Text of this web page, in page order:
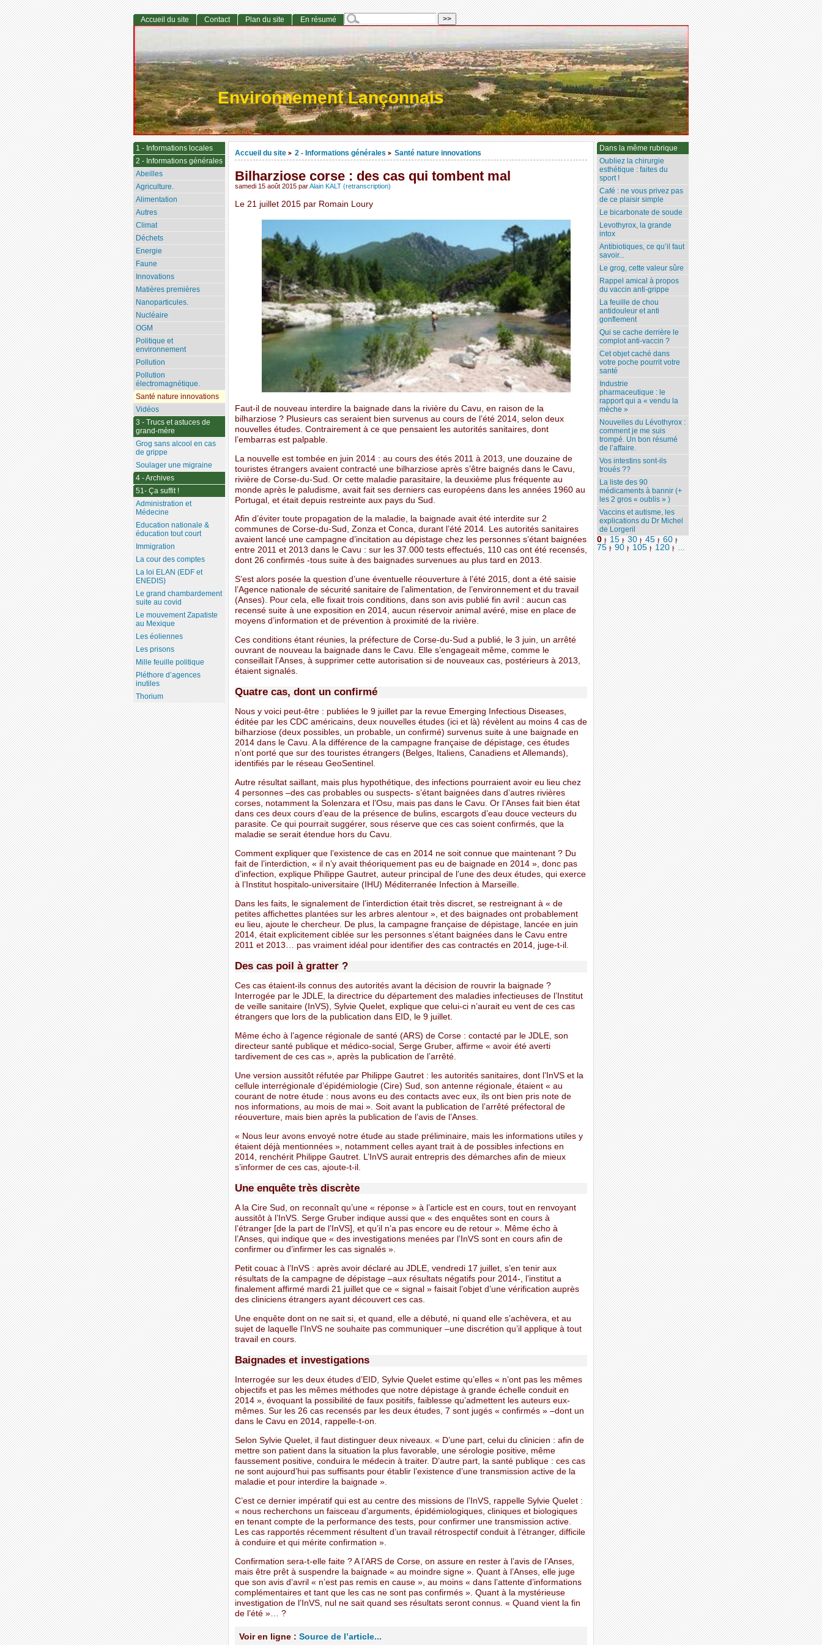
Environnement Lançonnais
Accueil du site > 2 - Informations générales > Santé nature innovations
Bilharziose corse : des cas qui tombent mal
samedi 15 août 2015 parAlain KALT (retranscription)
Le 21 juillet 2015 par Romain Loury
Faut-il de nouveau interdire la baignade dans la rivière du Cavu, en raison de la
bilharziose ? Plusieurs cas seraient bien survenus au cours de l’été 2014, selon deux
nouvelles études. Contrairement à ce que pensaient les autorités sanitaires, dont
l’embarras est palpable.
La nouvelle est tombée en juin 2014 : au cours des étés 2011 à 2013, une douzaine de
touristes étrangers avaient contracté une bilharziose après s’être baignés dans le Cavu,
rivière de Corse-du-Sud. Or cette maladie parasitaire, la deuxième plus fréquente au
monde après le paludisme, avait fait ses derniers cas européens dans les années 1960 au
Portugal, et était depuis restreinte aux pays du Sud.
Afin d’éviter toute propagation de la maladie, la baignade avait été interdite sur 2
communes de Corse-du-Sud, Zonza et Conca, durant l’été 2014. Les autorités sanitaires
avaient lancé une campagne d’incitation au dépistage chez les personnes s’étant baignées
entre 2011 et 2013 dans le Cavu : sur les 37.000 tests effectués, 110 cas ont été recensés,
dont 26 confirmés -tous suite à des baignades survenues au plus tard en 2013.
S’est alors posée la question d’une éventuelle réouverture à l’été 2015, dont a été saisie
l’Agence nationale de sécurité sanitaire de l’alimentation, de l’environnement et du travail
(Anses). Pour cela, elle fixait trois conditions, dans son avis publié fin avril : aucun cas
recensé suite à une exposition en 2014, aucun réservoir animal avéré, mise en place de
moyens d’information et de prévention à proximité de la rivière.
Ces conditions étant réunies, la préfecture de Corse-du-Sud a publié, le 3 juin, un arrêté
ouvrant de nouveau la baignade dans le Cavu. Elle s’engageait même, comme le
conseillait l’Anses, à supprimer cette autorisation si de nouveaux cas, postérieurs à 2013,
étaient signalés.
Quatre cas, dont un confirmé
Nous y voici peut-être : publiées le 9 juillet par la revue Emerging Infectious Diseases,
éditée par les CDC américains, deux nouvelles études (ici et là) révèlent au moins 4 cas de
bilharziose (deux possibles, un probable, un confirmé) survenus suite à une baignade en
2014 dans le Cavu. A la différence de la campagne française de dépistage, ces études
n’ont porté que sur des touristes étrangers (Belges, Italiens, Canadiens et Allemands),
identifiés par le réseau GeoSentinel.
Autre résultat saillant, mais plus hypothétique, des infections pourraient avoir eu lieu chez
4 personnes –des cas probables ou suspects- s’étant baignées dans d’autres rivières
corses, notamment la Solenzara et l’Osu, mais pas dans le Cavu. Or l’Anses fait bien état
dans ces deux cours d’eau de la présence de bulins, escargots d’eau douce vecteurs du
parasite. Ce qui pourrait suggérer, sous réserve que ces cas soient confirmés, que la
maladie se serait étendue hors du Cavu.
Comment expliquer que l’existence de cas en 2014 ne soit connue que maintenant ? Du
fait de l’interdiction, « il n’y avait théoriquement pas eu de baignade en 2014 », donc pas
d’infection, explique Philippe Gautret, auteur principal de l’une des deux études, qui exerce
à l’Institut hospitalo-universitaire (IHU) Méditerranée Infection à Marseille.
Dans les faits, le signalement de l’interdiction était très discret, se restreignant à « de
petites affichettes plantées sur les arbres alentour », et des baignades ont probablement
eu lieu, ajoute le chercheur. De plus, la campagne française de dépistage, lancée en juin
2014, était explicitement ciblée sur les personnes s’étant baignées dans le Cavu entre
2011 et 2013… pas vraiment idéal pour identifier des cas contractés en 2014, juge-t-il.
Des cas poil à gratter ?
Ces cas étaient-ils connus des autorités avant la décision de rouvrir la baignade ?
Interrogée par le JDLE, la directrice du département des maladies infectieuses de l’Institut
de veille sanitaire (InVS), Sylvie Quelet, explique que celui-ci n’aurait eu vent de ces cas
étrangers que lors de la publication dans EID, le 9 juillet.
Même écho à l’agence régionale de santé (ARS) de Corse : contacté par le JDLE, son
directeur santé publique et médico-social, Serge Gruber, affirme « avoir été averti
tardivement de ces cas », après la publication de l’arrêté.
Une version aussitôt réfutée par Philippe Gautret : les autorités sanitaires, dont l’InVS et la
cellule interrégionale d’épidémiologie (Cire) Sud, son antenne régionale, étaient « au
courant de notre étude : nous avons eu des contacts avec eux, ils ont bien pris note de
nos informations, au mois de mai ». Soit avant la publication de l’arrêté préfectoral de
réouverture, mais bien après la publication de l’avis de l’Anses.
« Nous leur avons envoyé notre étude au stade préliminaire, mais les informations utiles y
étaient déjà mentionnées », notamment celles ayant trait à de possibles infections en
2014, renchérit Philippe Gautret. L’InVS aurait entrepris des démarches afin de mieux
s’informer de ces cas, ajoute-t-il.
Une enquête très discrète
A la Cire Sud, on reconnaît qu’une « réponse » à l’article est en cours, tout en renvoyant
aussitôt à l’InVS. Serge Gruber indique aussi que « des enquêtes sont en cours à
l’étranger [de la part de l’InVS], et qu’il n’a pas encore eu de retour ». Même écho à
l’Anses, qui indique que « des investigations menées par l’InVS sont en cours afin de
confirmer ou d’infirmer les cas signalés ».
Petit couac à l’InVS : après avoir déclaré au JDLE, vendredi 17 juillet, s’en tenir aux
résultats de la campagne de dépistage –aux résultats négatifs pour 2014-, l’institut a
finalement affirmé mardi 21 juillet que ce « signal » faisait l’objet d’une vérification auprès
des cliniciens étrangers ayant découvert ces cas.
Une enquête dont on ne sait si, et quand, elle a débuté, ni quand elle s’achèvera, et au
sujet de laquelle l’InVS ne souhaite pas communiquer –une discrétion qu’il applique à tout
travail en cours.
Baignades et investigations
Interrogée sur les deux études d’EID, Sylvie Quelet estime qu’elles « n’ont pas les mêmes
objectifs et pas les mêmes méthodes que notre dépistage à grande échelle conduit en
2014 », évoquant la possibilité de faux positifs, faiblesse qu’admettent les auteurs eux-
mêmes. Sur les 26 cas recensés par les deux études, 7 sont jugés « confirmés » –dont un
dans le Cavu en 2014, rappelle-t-on.
Selon Sylvie Quelet, il faut distinguer deux niveaux. « D’une part, celui du clinicien : afin de
mettre son patient dans la situation la plus favorable, une sérologie positive, même
faussement positive, conduira le médecin à traiter. D’autre part, la santé publique : ces cas
ne sont aujourd’hui pas suffisants pour établir l’existence d’une transmission active de la
maladie et pour interdire la baignade ».
C’est ce dernier impératif qui est au centre des missions de l’InVS, rappelle Sylvie Quelet :
« nous recherchons un faisceau d’arguments, épidémiologiques, cliniques et biologiques
en tenant compte de la performance des tests, pour confirmer une transmission active.
Les cas rapportés récemment résultent d’un travail rétrospectif conduit à l’étranger, difficile
à conduire et qui mérite confirmation ».
Confirmation sera-t-elle faite ? A l’ARS de Corse, on assure en rester à l’avis de l’Anses,
mais être prêt à suspendre la baignade « au moindre signe ». Quant à l’Anses, elle juge
que son avis d’avril « n’est pas remis en cause », au moins « dans l’attente d’informations
complémentaires et tant que les cas ne sont pas confirmés ». Quant à la mystérieuse
investigation de l’InVS, nul ne sait quand ses résultats seront connus. « Quand vient la fin
de l’été »… ?
Voir en ligne : Source de l’article...
Dans la même rubrique
Oubliez la chirurgie
esthétique : faites du
sport !
Café : ne vous privez pas
de ce plaisir simple
Le bicarbonate de soude
Levothyrox, la grande
intox
Antibiotiques, ce qu’il faut
savoir...
Le grog, cette valeur sûre
Rappel amical à propos
du vaccin anti-grippe
La feuille de chou
antidouleur et anti
gonflement
Qui se cache derrière le
complot anti-vaccin ?
Cet objet caché dans
votre poche pourrit votre
santé
Industrie
pharmaceutique : le
rapport qui a « vendu la
mèche »
Nouvelles du Lévothyrox :
comment je me suis
trompé. Un bon résumé
de l’affaire.
Vos intestins sont-ils
troués ??
La liste des 90
médicaments à bannir (+
les 2 gros « oublis » )
Vaccins et autisme, les
explications du Dr Michel
de Lorgeril
0 | 15 | 30 | 45 | 60 |
75 | 90 | 105 | 120 | ...
Accueil du site Contact Plan du site En résumé
1 - Informations locales
2 - Informations générales
Abeilles
Agriculture.
Alimentation
Autres
Climat
Déchets
Energie
Faune
Innovations
Matières premières
Nanoparticules.
Nucléaire
OGM
Politique et
environnement
Pollution
Pollution
électromagnétique.
Santé nature innovations
Vidéos
3 - Trucs et astuces de
grand-mère
Grog sans alcool en cas
de grippe
Soulager une migraine
4 - Archives
51- Ça suffit !
Administration et
Médecine
Education nationale &
éducation tout court
Immigration
La cour des comptes
La loi ELAN (EDF et
ENEDIS)
Le grand chambardement
suite au covid
Le mouvement Zapatiste
au Mexique
Les éoliennes
Les prisons
Mille feuille politique
Pléthore d’agences
inutiles
Thorium